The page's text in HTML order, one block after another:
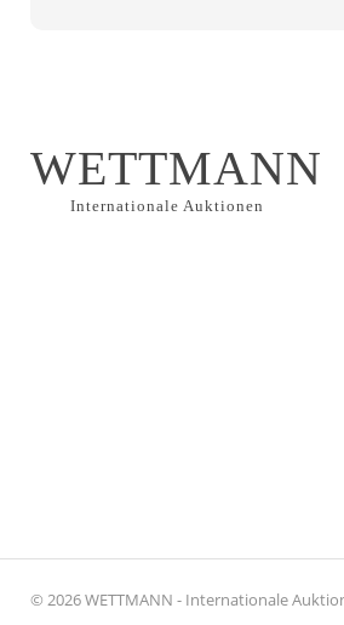
WETTMANN
Internationale Auktionen
© 2026 WETTMANN - Internationale